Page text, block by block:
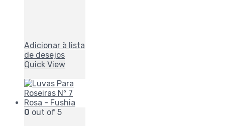
Adicionar à lista
de desejos
Quick View
0 out of 5